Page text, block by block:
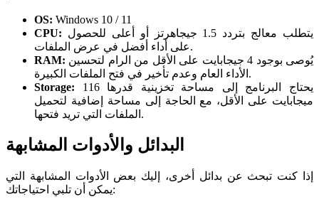
OS: Windows 10 / 11
CPU:
على أداء أفضل في عرض الملفات.
RAM:
الأداء العام وعدم تأخير في فتح الملفات الكبيرة.
Storage:
ميجابايت على الأقل، مع الحاجة إلى مساحة إضافية لتحميل
الملفات التي تريد فتحها.
البدائل والأدوات المشابهة
إذا كنت تبحث عن بدائل أخرى، إليك بعض الأدوات المشابهة التي
يمكن أن تلبي احتياجاتك: